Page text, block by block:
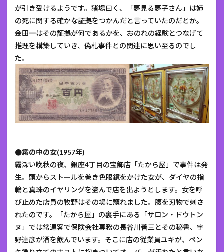
が引き受けるようです。猪場曰く、「夢見る夢子さん」は姉
の死に関する確かな証拠をつかんだと言っていたのだとか。
金田一はその証拠が何であるかを、おのれの経験とつなげて
推理を構築していき、偽札事件との関連に思い至るのでし
た。
●霧の中の女(1957年)
霧深い晩秋の夜、銀座4丁目の宝飾店「たから屋」で事件は発
生。頭からストールを巻き色眼鏡をかけた女が、ダイヤの指
輪と真珠のイヤリングを盗んで店を出ようとします。女を呼
び止めた店員の牧野はその場に頽れました。腹を刃物で刺さ
れたのです。「たから屋」の裏手にある「サロン・ドウトン
ヌ」では常連客で保険会社専務の長谷川善三とその秘書、宇
野達彦が酒を飲んでいます。そこに店の従業員ユキが、ペン